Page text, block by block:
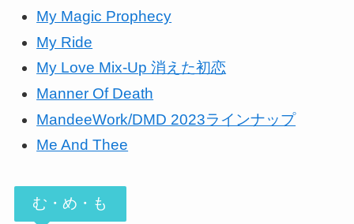
My Magic Prophecy
My Ride
My Love Mix-Up 消えた初恋
Manner Of Death
MandeeWork/DMD 2023ラインナップ
Me And Thee
む・め・も